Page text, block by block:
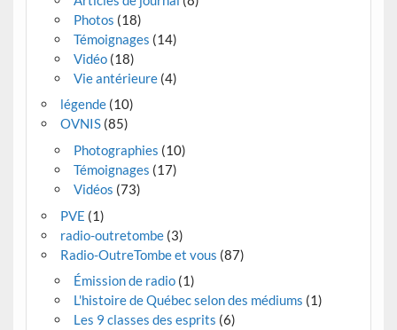
Photos (18)
Témoignages (14)
Vidéo(18)
Vie antérieure(4)
légende(10)
OVNIS(85)
Photographies (10)
Témoignages (17)
Vidéos (73)
PVE (1)
radio-outretombe(3)
Radio-OutreTombe et vous (87)
Émission de radio(1)
L'histoire de Québec selon des médiums (1)
Les 9 classes des esprits (6)